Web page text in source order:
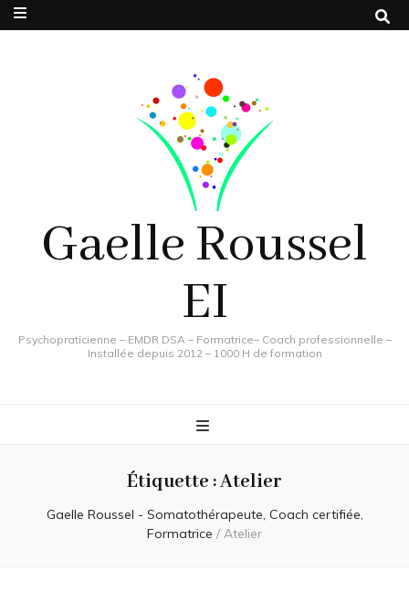
Gaelle Roussel
EI
Psychopraticienne – EMDR DSA – Formatrice– Coach professionnelle –
Installée depuis 2012 – 1000 H de formation
Étiquette :Atelier
Gaelle Roussel - Somatothérapeute, Coach certifiée,
Formatrice / Atelier